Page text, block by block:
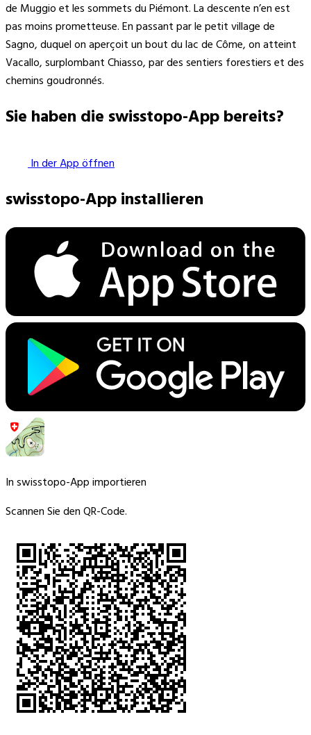
de Muggio et les sommets du Piémont. La descente n’en est
pas moins prometteuse. En passant par le petit village de
Sagno, duquel on aperçoit un bout du lac de Côme, on atteint
Vacallo, surplombant Chiasso, par des sentiers forestiers et des
chemins goudronnés.
Sie haben die swisstopo-App bereits?
In der App öffnen
swisstopo-App installieren
In swisstopo-App importieren
Scannen Sie den QR-Code.